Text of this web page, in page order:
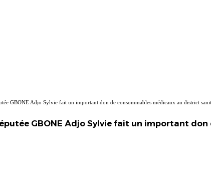
GBONE Adjo Sylvie fait un important don de consommables médicaux au district
GBONE Adjo Sylvie fait un important